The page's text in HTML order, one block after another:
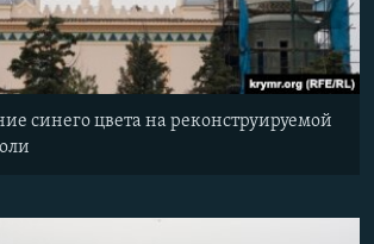
синего цвета на реконструируемой